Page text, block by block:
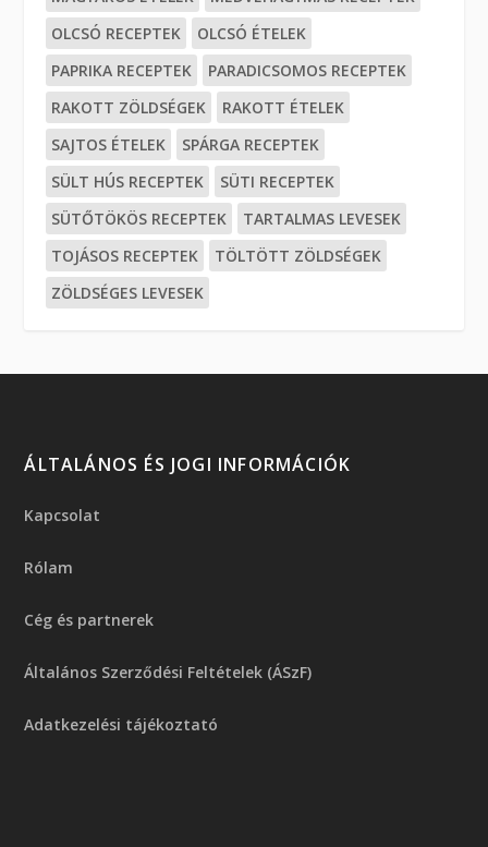
OLCSÓ RECEPTEK
OLCSÓ ÉTELEK
PAPRIKA RECEPTEK
PARADICSOMOS RECEPTEK
RAKOTT ZÖLDSÉGEK
RAKOTT ÉTELEK
SAJTOS ÉTELEK
SPÁRGA RECEPTEK
SÜLT HÚS RECEPTEK
SÜTI RECEPTEK
SÜTŐTÖKÖS RECEPTEK
TARTALMAS LEVESEK
TOJÁSOS RECEPTEK
TÖLTÖTT ZÖLDSÉGEK
ZÖLDSÉGES LEVESEK
ÁLTALÁNOS ÉS JOGI INFORMÁCIÓK
Kapcsolat
Rólam
Cég és partnerek
Általános Szerződési Feltételek (ÁSzF)
Adatkezelési tájékoztató